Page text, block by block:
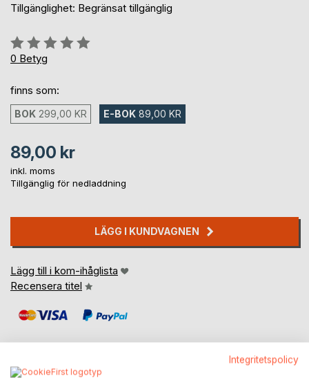
Tillgänglighet: Begränsat tillgänglig
Betyg::
0%
0 Betyg
finns som:
BOK 299,00 KR E-BOK 89,00 KR
89,00 kr
inkl. moms
Tillgänglig för nedladdning
LÄGG I KUNDVAGNEN
Lägg till i kom-ihåglista
Recensera titel
Integritetspolicy